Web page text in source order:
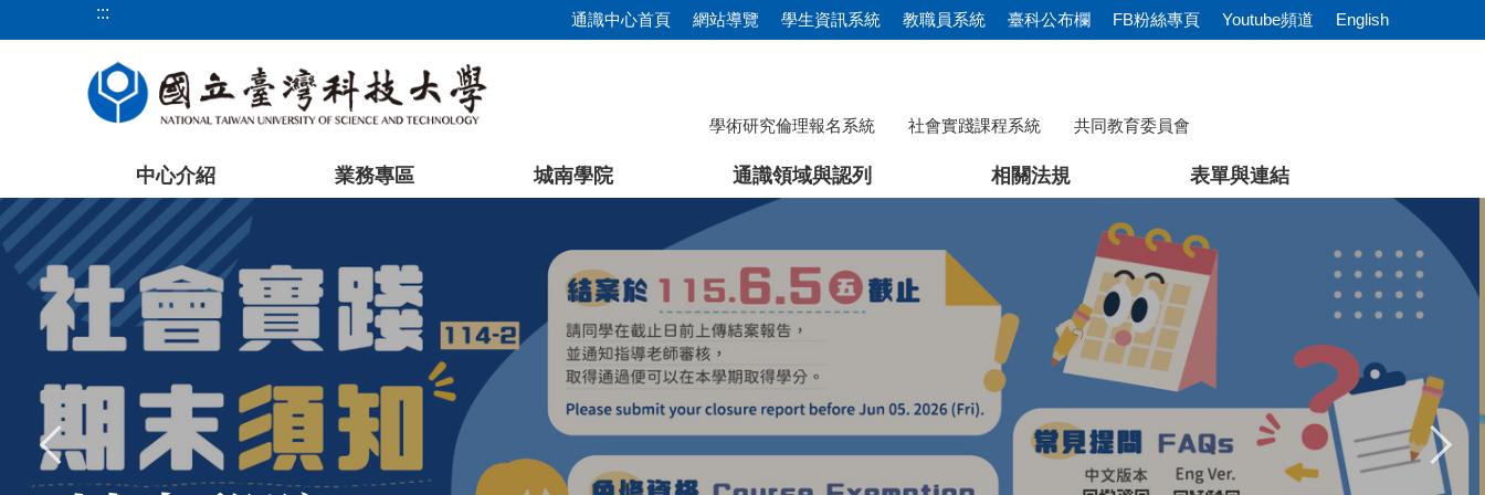
到
塊
::: 通識中心首頁 網站導覽 學生資訊系統 教職員系統 臺科公布欄 FB粉絲專頁 Youtube頻道 English
學術研究倫理報名系統 社會實踐課程系統 共同教育委員會
中心介紹 業務專區 城南學院 通識領域與認列 相關法規 表單與連結